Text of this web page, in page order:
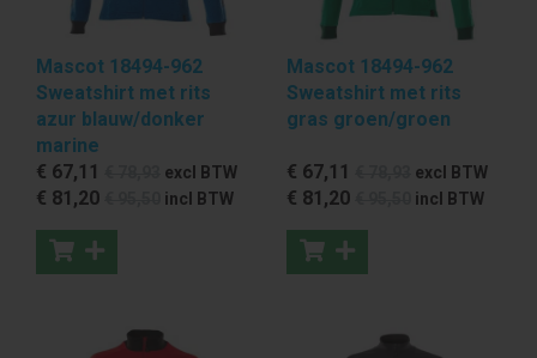
Mascot 18494-962
Sweatshirt met rits
azur blauw/donker
marine
€ 67,11 excl BTW
€ 81 ,20 incl BTW
Mascot 18494-962
Sweatshirt met rits
gras groen/groen
€ 67,11 excl BTW
€ 81 ,20 incl BTW